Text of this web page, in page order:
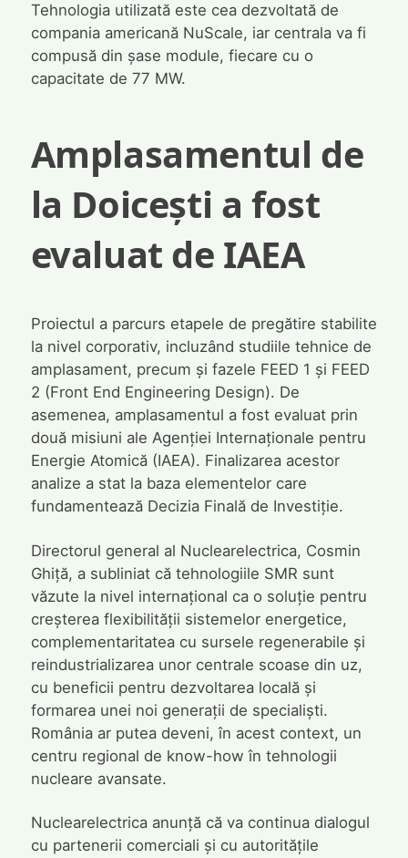
Tehnologia utilizată este cea dezvoltată de
compania americană NuScale, iar centrala va fi
compusă din șase module, fiecare cu o
capacitate de 77 MW.
Amplasamentul de
la Doicești a fost
evaluat de IAEA
Proiectul a parcurs etapele de pregătire stabilite
la nivel corporativ, incluzând studiile tehnice de
amplasament, precum și fazele FEED 1 și FEED
2 (Front End Engineering Design). De
asemenea, amplasamentul a fost evaluat prin
două misiuni ale Agenției Internaționale pentru
Energie Atomică (IAEA). Finalizarea acestor
analize a stat la baza elementelor care
fundamentează Decizia Finală de Investiție.
Directorul general al Nuclearelectrica, Cosmin
Ghiță, a subliniat că tehnologiile SMR sunt
văzute la nivel internațional ca o soluție pentru
creșterea flexibilității sistemelor energetice,
complementaritatea cu sursele regenerabile și
reindustrializarea unor centrale scoase din uz,
cu beneficii pentru dezvoltarea locală și
formarea unei noi generații de specialiști.
România ar putea deveni, în acest context, un
centru regional de know-how în tehnologii
nucleare avansate.
Nuclearelectrica anunță că va continua dialogul
cu partenerii comerciali și cu autoritățile